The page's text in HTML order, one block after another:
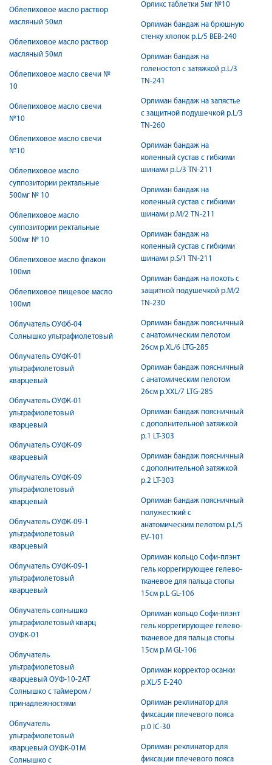
Облепиховое масло раствор
масляный 50мл
Облепиховое масло раствор
масляный 50мл
Облепиховое масло свечи №
10
Облепиховое масло свечи
№10
Облепиховое масло свечи
№10
Облепиховое масло
суппозитории ректальные
500мг № 10
Облепиховое масло
суппозитории ректальные
500мг № 10
Облепиховое масло флакон
100мл
Облепиховое пищевое масло
100мл
Облучатель ОУФб-04
Солнышко ультрафиолетовый
Облучатель ОУФК-01
ультрафиолетовый
кварцевый
Облучатель ОУФК-01
ультрафиолетовый
кварцевый
Облучатель ОУФК-09
кварцевый
Облучатель ОУФК-09
ультрафиолетовый
кварцевый
Облучатель ОУФК-09-1
ультрафиолетовый
кварцевый
Облучатель ОУФК-09-1
ультрафиолетовый
кварцевый
Облучатель солнышко
ультрафиолетовый кварц
ОУФК-01
Облучатель
ультрафиолетовый
кварцевый ОУФ-10-2АТ
Солнышко с таймером /
принадлежностями
Облучатель
ультрафиолетовый
кварцевый ОУФК-01М
Солнышко с
Орликс таблетки 5мг №10
Орлиман бандаж на брюшную
стенку хлопок р.L/5 BEB-240
Орлиман бандаж на
голеностоп с затяжкой р.L/3
TN-241
Орлиман бандаж на запястье
с защитной подушечкой р.L/3
TN-260
Орлиман бандаж на
коленный сустав с гибкими
шинами р.L/3 TN-211
Орлиман бандаж на
коленный сустав с гибкими
шинами р.M/2 TN-211
Орлиман бандаж на
коленный сустав с гибкими
шинами р.S/1 TN-211
Орлиман бандаж на локоть с
защитной подушечкой р.M/2
TN-230
Орлиман бандаж поясничный
c анатомическим пелотом
26см р.XL/6 LTG-285
Орлиман бандаж поясничный
c анатомическим пелотом
26см р.XXL/7 LTG-285
Орлиман бандаж поясничный
c дополнительной затяжкой
р.1 LT-303
Орлиман бандаж поясничный
c дополнительной затяжкой
р.2 LT-303
Орлиман бандаж поясничный
полужесткий c
анатомическим пелотом р.L/5
EV-101
Орлиман кольцо Софи-плэнт
гель коррегирующее гелево-
тканевое для пальца стопы
15см р.L GL-106
Орлиман кольцо Софи-плэнт
гель коррегирующее гелево-
тканевое для пальца стопы
15см р.M GL-106
Орлиман корректор осанки
р.XL/5 E-240
Орлиман реклинатор для
фиксации плечевого пояса
р.0 IC-30
Орлиман реклинатор для
фиксации плечевого пояса